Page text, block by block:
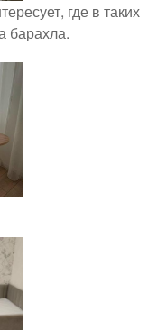
где в таких
барахла.